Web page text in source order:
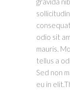
odio sit
mauris.
tellus a
Sed non
eu in